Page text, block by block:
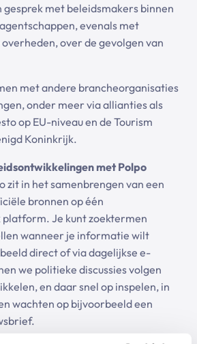
gesprek met beleidsmakers binnen
evenals met
over de gevolgen van
met andere brancheorganisaties
onder meer via allianties als
op EU-niveau en de Tourism
Koninkrijk.
met Polpo
zit in het samenbrengen van een
bronnen op één
Je kunt zoektermen
wanneer je informatie wilt
direct of via dagelijkse e-
we politieke discussies volgen
en daar snel op inspelen, in
wachten op bijvoorbeeld een